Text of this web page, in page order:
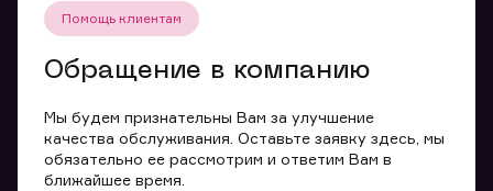
Помощь клиентам
Обращение в компанию
Мы будем признательны Вам за улучшение
качества обслуживания. Оставьте заявку здесь, мы
обязательно ее рассмотрим и ответим Вам в
ближайшее время.